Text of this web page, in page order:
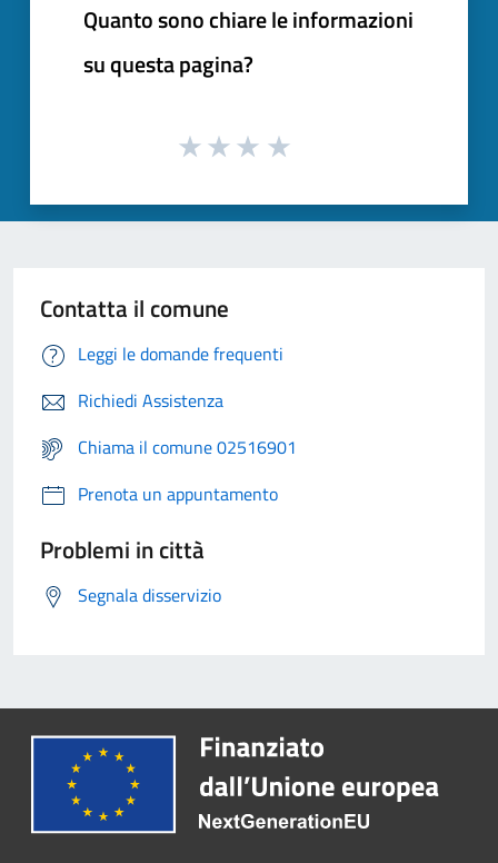
Quanto sono chiare le informazioni
su questa pagina?
Contatta il comune
Leggi le domande frequenti
Richiedi Assistenza
Chiama il comune 02516901
Prenota un appuntamento
Problemi in città
Segnala disservizio